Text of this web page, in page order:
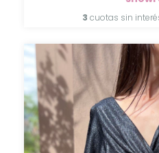
3 cuotas sin